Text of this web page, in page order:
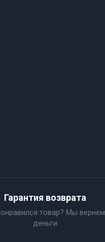
Гарантия возврата
товар? Мы вернем
деньги